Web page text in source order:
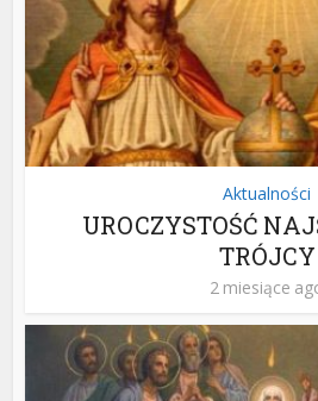
Aktualności
UROCZYSTOŚĆ
TRÓJCY
2 miesiące